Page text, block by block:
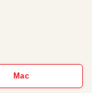
Mac